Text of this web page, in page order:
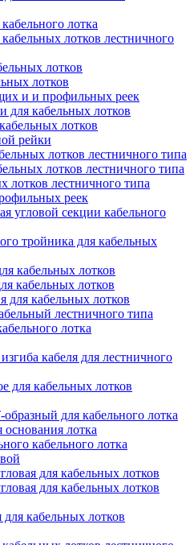
лотка
лотков лестничного
лотков
лотков
и и профильных реек
для кабельных лотков
лотков
рейки
лотков лестничного типа
лотков лестничного типа
лотков лестничного типа
реек
угловой секции кабельного
тройника для кабельных
кабельных лотков
кабельных лотков
для кабельных лотков
лестничного типа
лотка
кабеля для лестничного
для кабельных лотков
для кабельного лотка
лотка
кабельного лотка
для кабельных лотков
для кабельных лотков
для кабельных лотков